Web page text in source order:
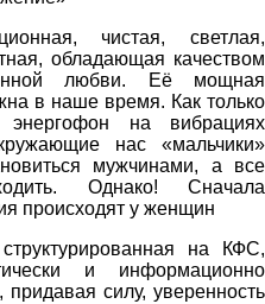
чистая, светлая,
обладающая качеством
любви. Её мощная
в наше время. Как только
на вибрациях
нас «мальчики»
мужчинами, а все
Однако! Сначала
происходят у женщин
на КФС,
и информационно
силу, уверенность